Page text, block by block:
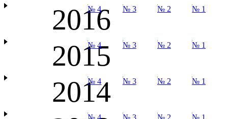
2016
№ 4 № 3 № 2 № 1
2015
№ 4 № 3 № 2 № 1
2014
№ 4 № 3 № 2 № 1
№ 4 № 3 № 2 № 1